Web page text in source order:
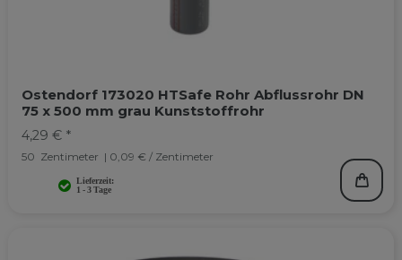
Ostendorf 173020 HTSafe Rohr Abflussrohr DN
75 x 500 mm grau Kunststoffrohr
4,29 € *
50 Zentimeter | 0,09 € / Zentimeter